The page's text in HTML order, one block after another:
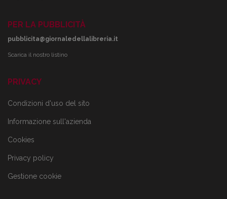
PER LA PUBBLICITÀ
pubblicita@giornaledellalibreria.it
Scarica il nostro listino
PRIVACY
Condizioni d'uso del sito
Informazione sull'azienda
Cookies
Privacy policy
Gestione cookie